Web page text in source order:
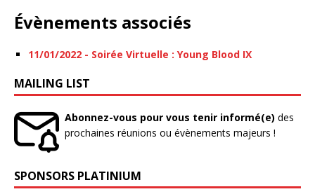
Évènements associés
11/01/2022 - Soirée Virtuelle : Young Blood IX
MAILING LIST
Abonnez-vous pour vous tenir informé(e) des
prochaines réunions ou évènements majeurs !
SPONSORS PLATINIUM